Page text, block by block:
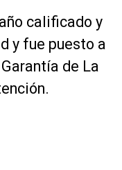
calificado y
y fue puesto a
de La